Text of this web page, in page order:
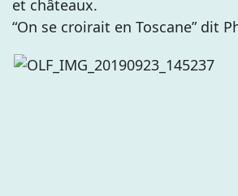
et châteaux.
“On se croirait en Toscane” dit